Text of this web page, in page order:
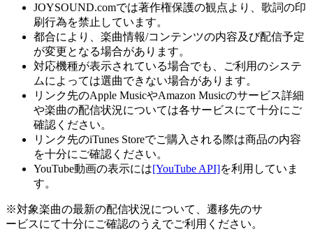
JOYSOUND.comでは著作権保護の観点より、歌詞の印
刷行為を禁止しています。
都合により、楽曲情報/コンテンツの内容及び配信予定
が変更となる場合があります。
対応機種が表示されている場合でも、ご利用のシステ
ムによっては選曲できない場合があります。
リンク先のApple MusicやAmazon Musicのサービス詳細
や楽曲の配信状況については各サービスにて十分にご
確認ください。
リンク先のiTunes Storeでご購入される際は商品の内容
を十分にご確認ください。
YouTube動画の表示には[YouTube API]を利用していま
す。
※対象楽曲の最新の配信状況について、遷移先のサ
ービスにて十分にご確認のうえでご利用ください。